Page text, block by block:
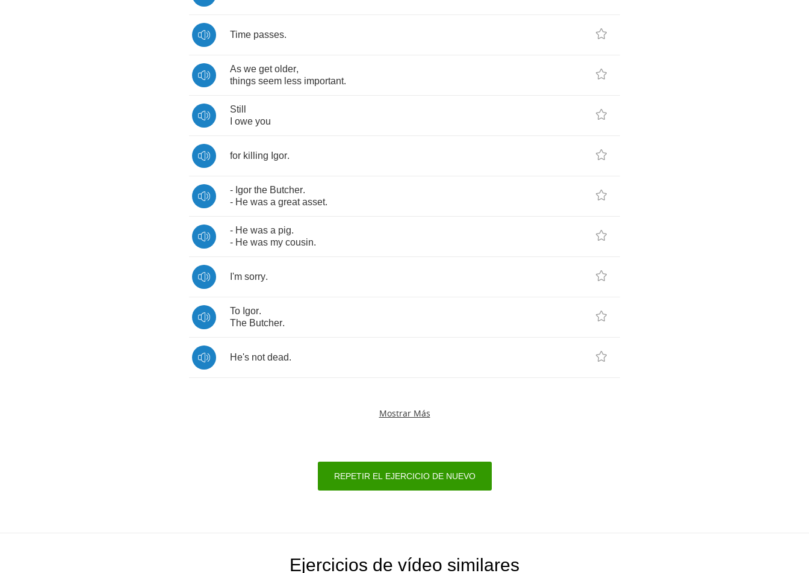
Time passes.
As we get older,
things seem less important.
Still
owe you
for killing Igor.
- Igor the Butcher.
- He was a great asset.
- He was a pig.
- He was my cousin.
I'm sorry.
To Igor.
The Butcher.
He's not dead.
Mostrar Más
REPETIR EL EJERCICIO DE NUEVO
Ejercicios de vídeo similares